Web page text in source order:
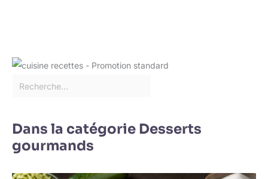
Dans la catégorie Desserts
gourmands